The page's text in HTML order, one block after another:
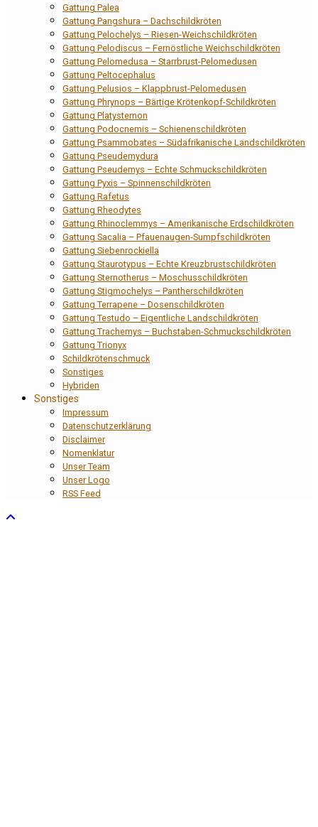
Gattung Palea
Gattung Pangshura – Dachschildkröten
Gattung Pelochelys – Riesen-Weichschildkröten
Gattung Pelodiscus – Fernöstliche Weichschildkröten
Gattung Pelomedusa – Starrbrust-Pelomedusen
Gattung Peltocephalus
Gattung Pelusios – Klappbrust-Pelomedusen
Gattung Phrynops – Bärtige Krötenkopf-Schildkröten
Gattung Platysternon
Gattung Podocnemis – Schienenschildkröten
Gattung Psammobates – Südafrikanische Landschildkröten
Gattung Pseudemydura
Gattung Pseudemys – Echte Schmuckschildkröten
Gattung Pyxis – Spinnenschildkröten
Gattung Rafetus
Gattung Rheodytes
Gattung Rhinoclemmys – Amerikanische Erdschildkröten
Gattung Sacalia – Pfauenaugen-Sumpfschildkröten
Gattung Siebenrockiella
Gattung Staurotypus – Echte Kreuzbrustschildkröten
Gattung Sternotherus – Moschusschildkröten
Gattung Stigmochelys – Pantherschildkröten
Gattung Terrapene – Dosenschildkröten
Gattung Testudo – Eigentliche Landschildkröten
Gattung Trachemys – Buchstaben-Schmuckschildkröten
Gattung Trionyx
Schildkrötenschmuck
Sonstiges
Hybriden
Sonstiges
Impressum
Datenschutzerklärung
Disclaimer
Nomenklatur
Unser Team
Unser Logo
RSS Feed